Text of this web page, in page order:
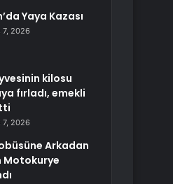
Yaya Kazası
7, 2026
kilosu
fırladı, emekli
7, 2026
Arkadan
Motokurye